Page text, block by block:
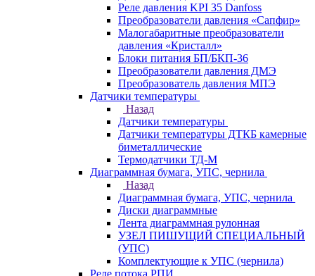
Реле давления KPI 35 Danfoss
Преобразователи давления «Сапфир»
Малогабаритные преобразователи
давления «Кристалл»
Блоки питания БП/БКП-36
Преобразователи давления ДМЭ
Преобразователь давления МПЭ
Датчики температуры
Назад
Датчики температуры
Датчики температуры ДТКБ камерные
биметаллические
Термодатчики ТД-М
Диаграммная бумага, УПС, чернила
Назад
Диаграммная бумага, УПС, чернила
Диски диаграммные
Лента диаграммная рулонная
УЗЕЛ ПИШУЩИЙ СПЕЦИАЛЬНЫЙ
(УПС)
Комплектующие к УПС (чернила)
Реле потока РПИ